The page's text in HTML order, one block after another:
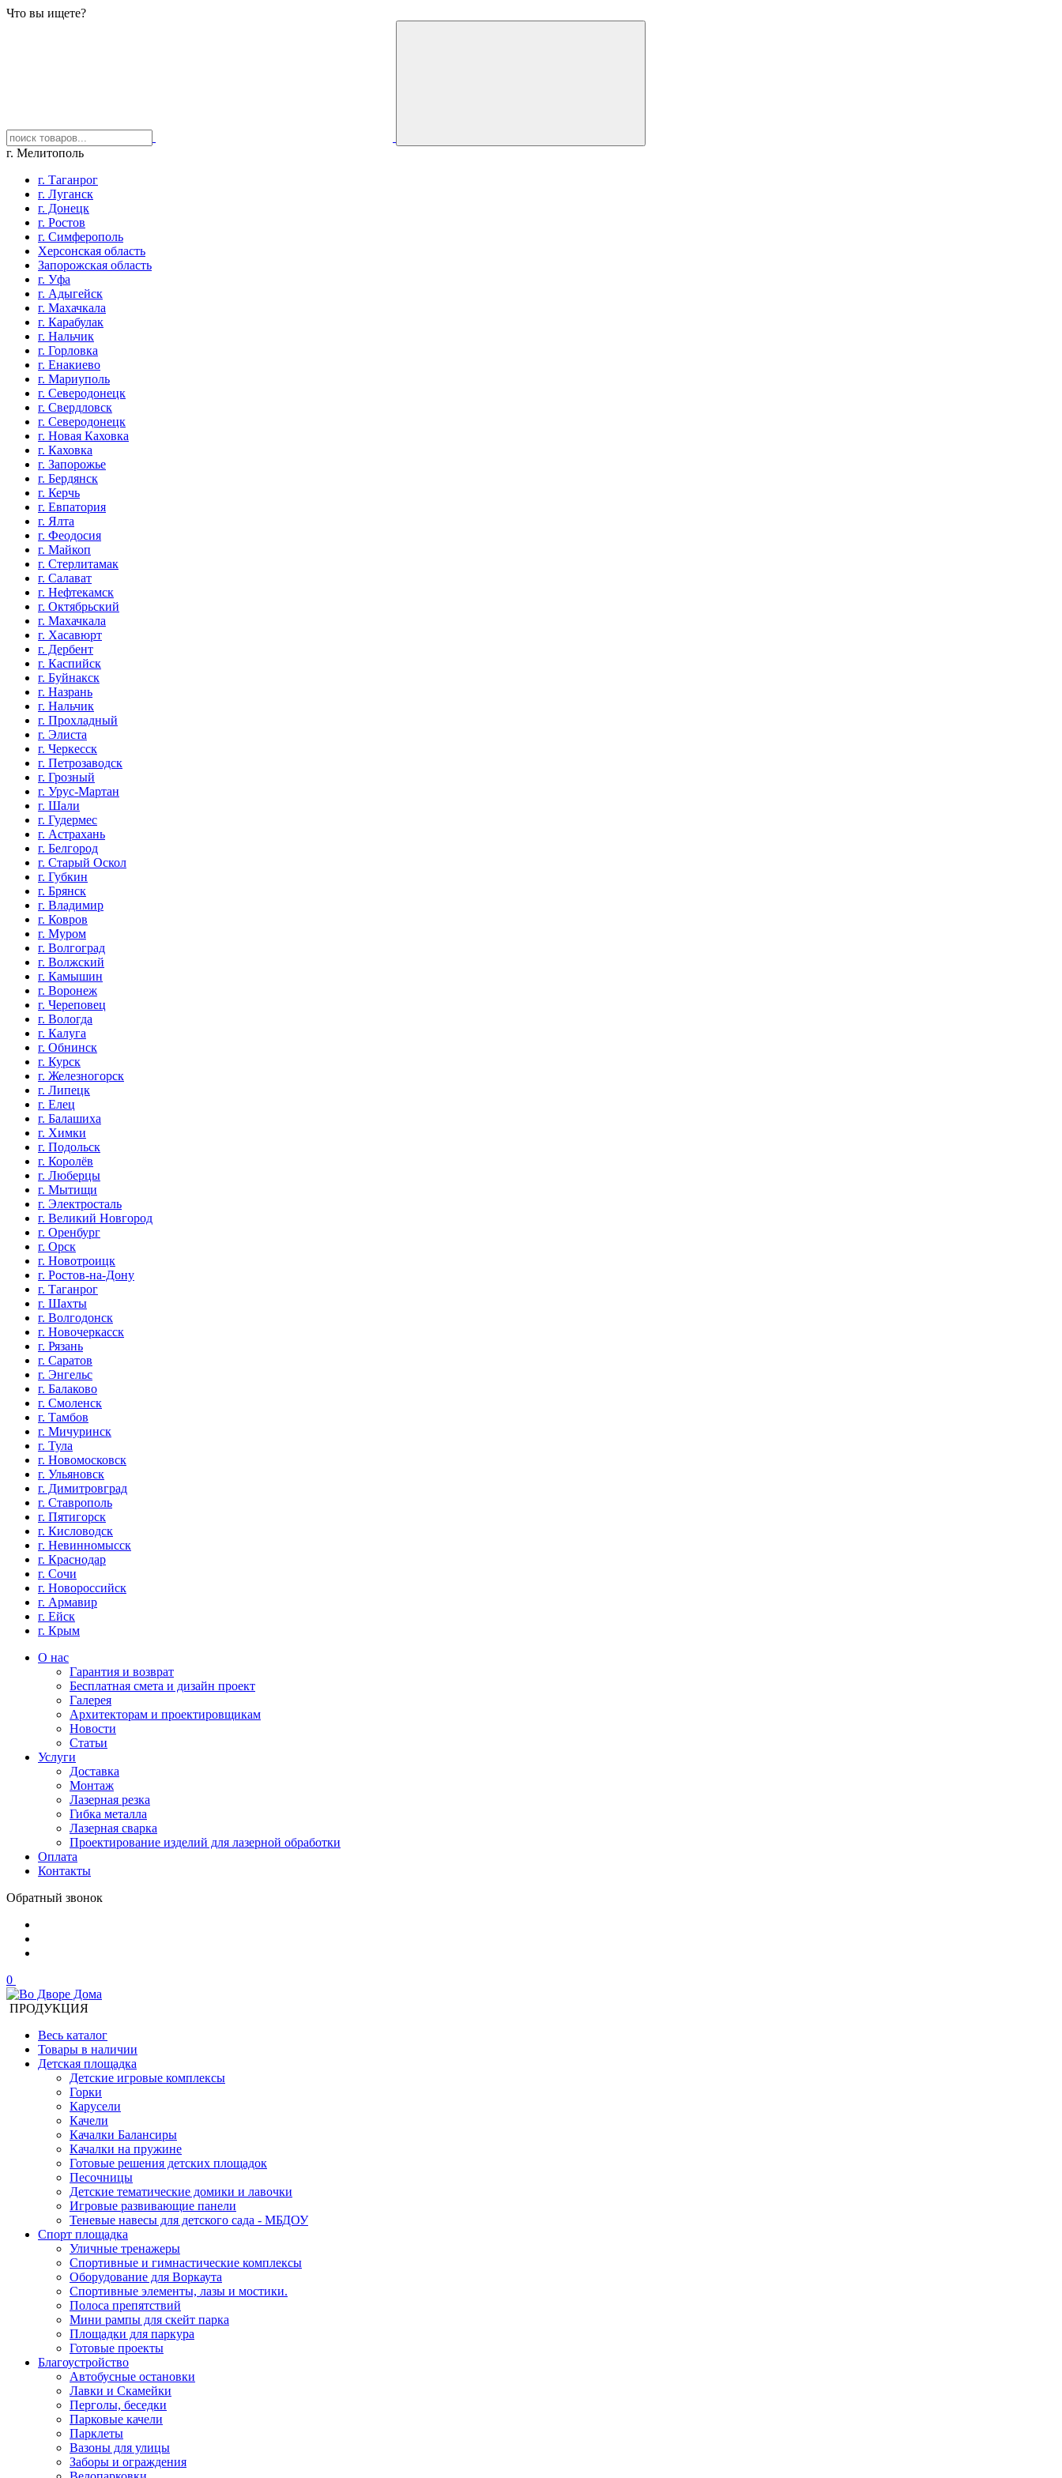
Что вы ищете?
г. Мелитополь
г. Таганрог
г. Луганск
г. Донецк
г. Ростов
г. Симферополь
Херсонская область
Запорожская область
г. Уфа
г. Адыгейск
г. Махачкала
г. Карабулак
г. Нальчик
г. Горловка
г. Енакиево
г. Мариуполь
г. Северодонецк
г. Свердловск
г. Северодонецк
г. Новая Каховка
г. Каховка
г. Запорожье
г. Бердянск
г. Керчь
г. Евпатория
г. Ялта
г. Феодосия
г. Майкоп
г. Стерлитамак
г. Салават
г. Нефтекамск
г. Октябрьский
г. Махачкала
г. Хасавюрт
г. Дербент
г. Каспийск
г. Буйнакск
г. Назрань
г. Нальчик
г. Прохладный
г. Элиста
г. Черкесск
г. Петрозаводск
г. Грозный
г. Урус-Мартан
г. Шали
г. Гудермес
г. Астрахань
г. Белгород
г. Старый Оскол
г. Губкин
г. Брянск
г. Владимир
г. Ковров
г. Муром
г. Волгоград
г. Волжский
г. Камышин
г. Воронеж
г. Череповец
г. Вологда
г. Калуга
г. Обнинск
г. Курск
г. Железногорск
г. Липецк
г. Елец
г. Балашиха
г. Химки
г. Подольск
г. Королёв
г. Люберцы
г. Мытищи
г. Электросталь
г. Великий Новгород
г. Оренбург
г. Орск
г. Новотроицк
г. Ростов-на-Дону
г. Таганрог
г. Шахты
г. Волгодонск
г. Новочеркасск
г. Рязань
г. Саратов
г. Энгельс
г. Балаково
г. Смоленск
г. Тамбов
г. Мичуринск
г. Тула
г. Новомосковск
г. Ульяновск
г. Димитровград
г. Ставрополь
г. Пятигорск
г. Кисловодск
г. Невинномысск
г. Краснодар
г. Сочи
г. Новороссийск
г. Армавир
г. Ейск
г. Крым
О нас
Гарантия и возврат
Бесплатная смета и дизайн проект
Галерея
Архитекторам и проектировщикам
Новости
Статьи
Услуги
Доставка
Монтаж
Лазерная резка
Гибка металла
Лазерная сварка
Проектирование изделий для лазерной обработки
Оплата
Контакты
Обратный звонок
0
ПРОДУКЦИЯ
Весь каталог
Товары в наличии
Детская площадка
Детские игровые комплексы
Горки
Карусели
Качели
Качалки Балансиры
Качалки на пружине
Готовые решения детских площадок
Песочницы
Детские тематические домики и лавочки
Игровые развивающие панели
Теневые навесы для детского сада - МБДОУ
Спорт площадка
Уличные тренажеры
Спортивные и гимнастические комплексы
Оборудование для Воркаута
Спортивные элементы, лазы и мостики.
Полоса препятствий
Мини рампы для скейт парка
Площадки для паркура
Готовые проекты
Благоустройство
Автобусные остановки
Лавки и Скамейки
Перголы, беседки
Парковые качели
Парклеты
Вазоны для улицы
Заборы и ограждения